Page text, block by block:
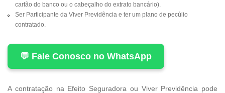
cartão do banco ou o cabeçalho do extrato bancário).
Ser Participante da Viver Previdência e ter um plano de pecúlio
contratado.
💬 Fale Conosco no WhatsApp
A contratação na Efeito Seguradora ou Viver Previdência pode